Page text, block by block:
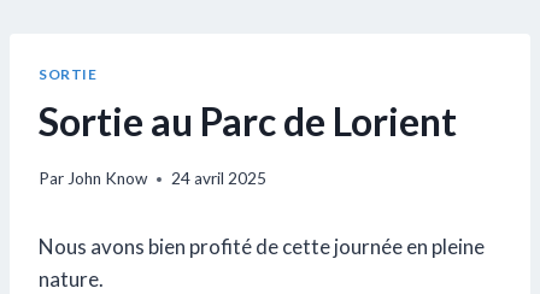
SORTIE
Sortie au Parc de Lorient
ParJohn Know 24 avril 2025
Nous avons bien profité de cette journée en pleine
nature.